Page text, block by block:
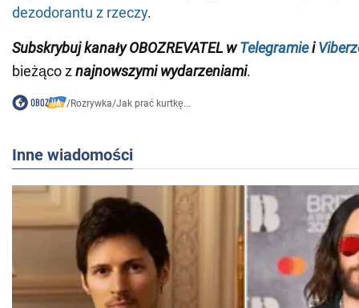
dezodorantu z rzeczy.
Subskrybuj kanały OBOZREVATEL w Telegramiei
bieżąco znajnowszymi wydarzeniami.
/Rozrywka/Jak prać kurtkę...
Inne wiadomości